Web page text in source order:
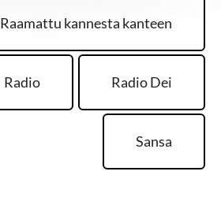
Raamattu kannesta kanteen
Radio Radio Dei
Sansa